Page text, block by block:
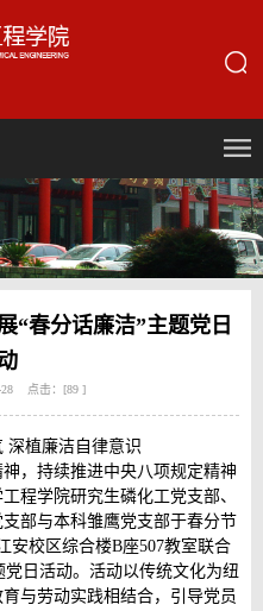
“春分话廉洁”主题党日
28 点击：[89 ]
植廉洁自律意识
，持续推进中央八项规定精神
程学院研究生磷化工党支部、
部与本科雏鹰党支部于春分节
安校区综合楼B座507教室联合
日活动。活动以传统文化为纽
与劳动实践相结合，引导党员